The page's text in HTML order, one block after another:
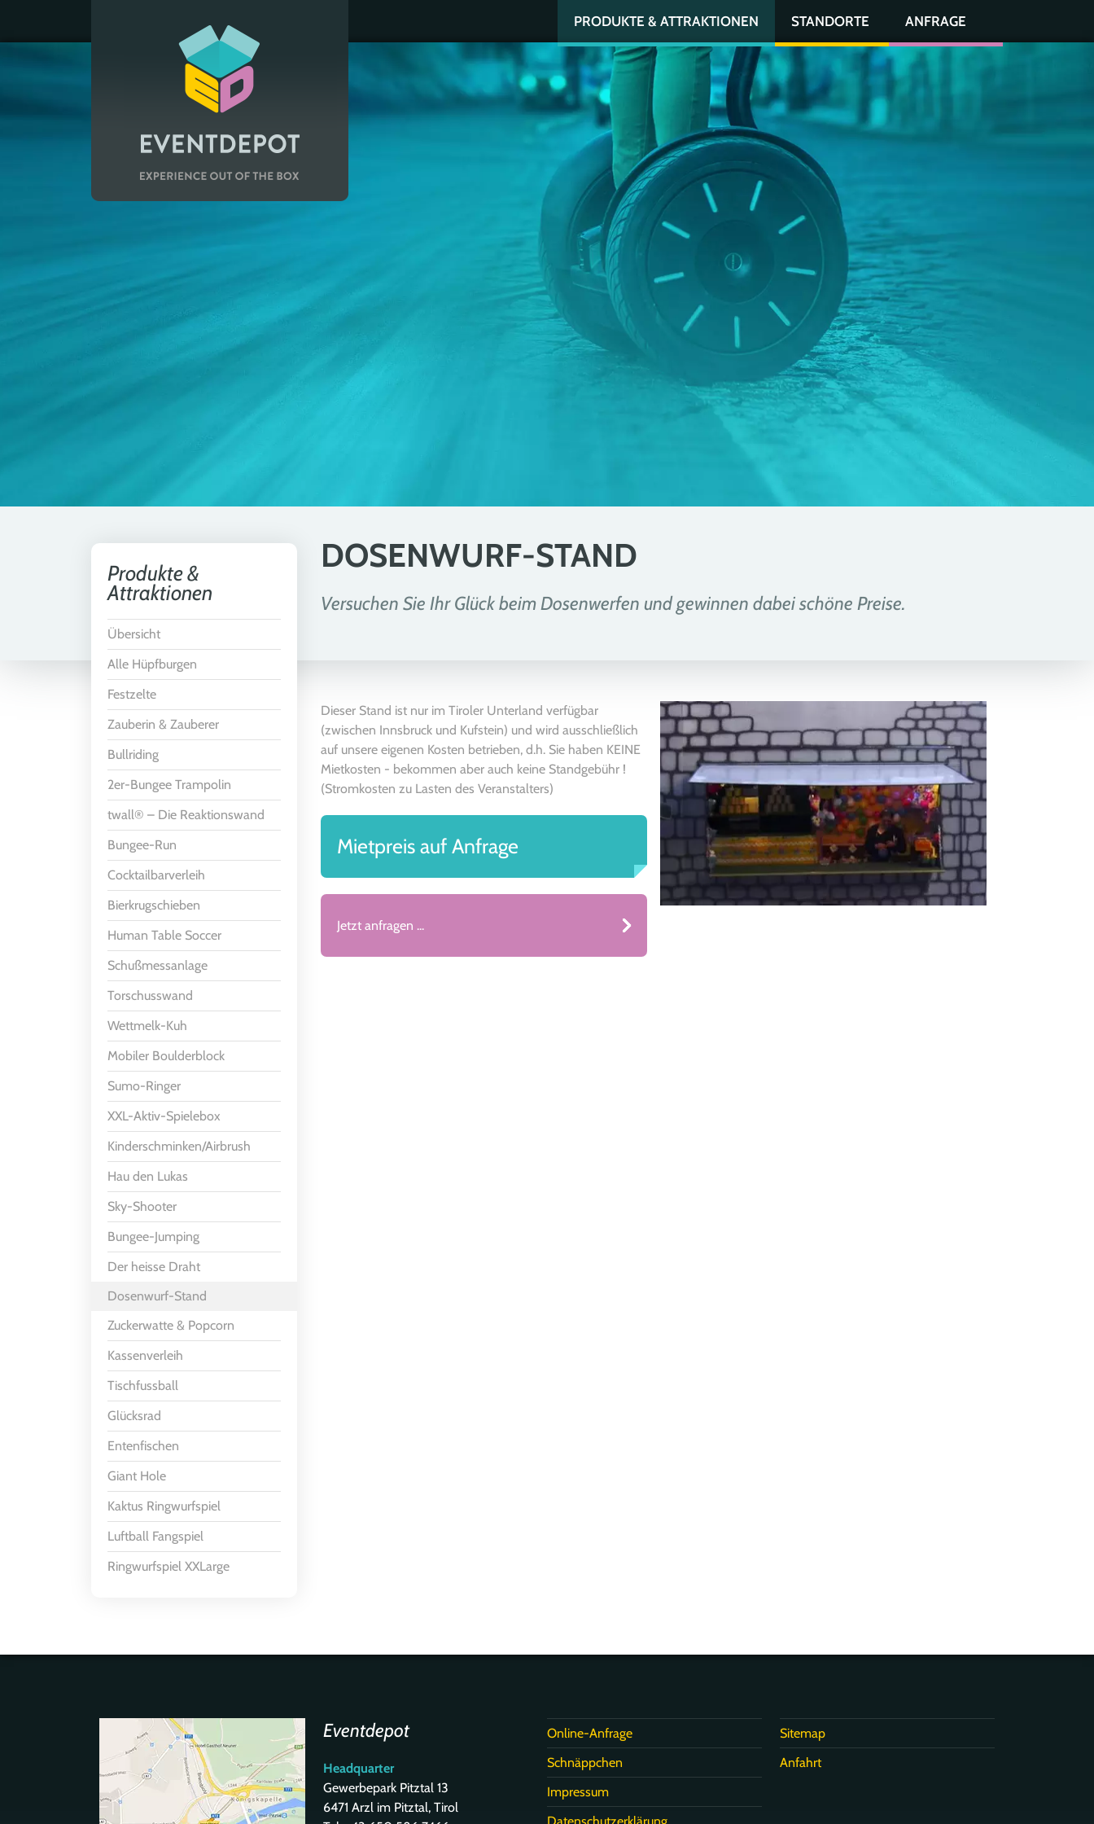
PRODUKTE & ATTRAKTIONEN STANDORTE ANFRAGE
Produkte &
Attraktionen
Übersicht
Alle Hüpfburgen
Festzelte
Zauberin & Zauberer
Bullriding
2er-Bungee Trampolin
twall® – Die Reaktionswand
Bungee-Run
Cocktailbarverleih
Bierkrugschieben
Human Table Soccer
Schußmessanlage
Torschusswand
Wettmelk-Kuh
Mobiler Boulderblock
Sumo-Ringer
XXL-Aktiv-Spielebox
Kinderschminken/Airbrush
Hau den Lukas
Sky-Shooter
Bungee-Jumping
Der heisse Draht
Dosenwurf-Stand
Zuckerwatte & Popcorn
Kassenverleih
Tischfussball
Glücksrad
Entenfischen
Giant Hole
Kaktus Ringwurfspiel
Luftball Fangspiel
Ringwurfspiel XXLarge
DOSENWURF-STAND
Versuchen Sie Ihr Glück beim Dosenwerfen und gewinnen dabei schöne Preise.
Dieser Stand ist nur im Tiroler Unterland verfügbar
(zwischen Innsbruck und Kufstein) und wird ausschließlich
auf unsere eigenen Kosten betrieben, d.h. Sie haben KEINE
Mietkosten - bekommen aber auch keine Standgebühr !
(Stromkosten zu Lasten des Veranstalters)
Mietpreis auf Anfrage
Jetzt anfragen ...
Eventdepot
Headquarter
Gewerbepark Pitztal 13
6471 Arzl im Pitztal, Tirol
Online-Anfrage
Schnäppchen
Impressum
Sitemap
Anfahrt